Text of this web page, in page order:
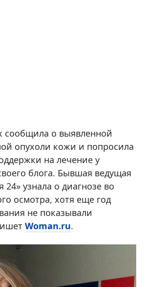
сообщила о выявленной
опухоли кожи и попросила
на лечение у
блога. Бывшая ведущая
24» узнала о диагнозе во
осмотра, хотя еще год
не показывали
Woman.ru.